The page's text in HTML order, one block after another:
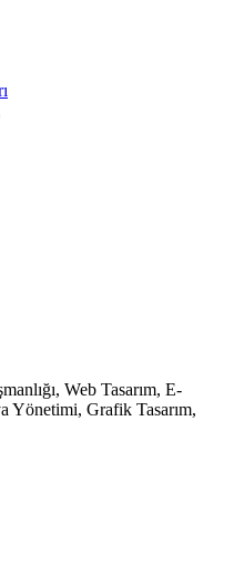
Web Tasarım, E-
Yönetimi, Grafik Tasarım,